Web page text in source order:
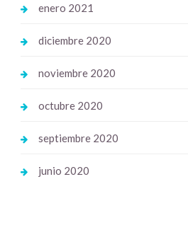
enero 2021
diciembre 2020
noviembre 2020
octubre 2020
septiembre 2020
junio 2020